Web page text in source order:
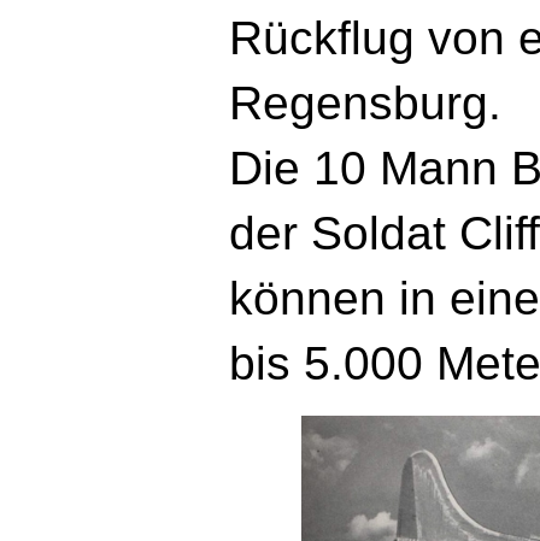
Rückflug von
Regensburg.
Die 10 Mann
der Soldat
können in
bis 5.000